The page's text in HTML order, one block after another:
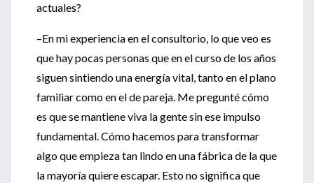
actuales?
–En mi experiencia en el consultorio, lo que veo es
que hay pocas personas que en el curso de los años
siguen sintiendo una energía vital, tanto en el plano
familiar como en el de pareja. Me pregunté cómo
es que se mantiene viva la gente sin ese impulso
fundamental. Cómo hacemos para transformar
algo que empieza tan lindo en una fábrica de la que
la mayoría quiere escapar. Esto no significa que